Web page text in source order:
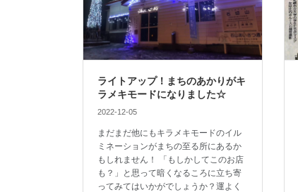
ライトアップ！まちのあかりがキ
ラメキモードになりました☆
2022-12-05
まだまだ他にもキラメキモードのイル
ミネーションがまちの至る所にあるか
もしれません！ 「もしかしてこのお店
も？」と思って暗くなるころに立ち寄
ってみてはいかがでしょうか？運よく